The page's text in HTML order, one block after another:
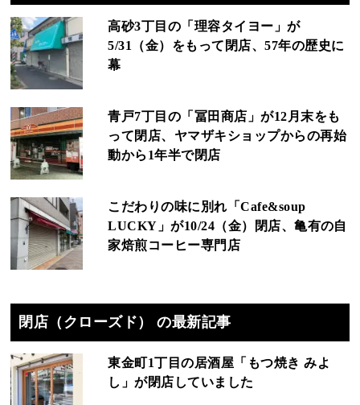
高砂3丁目の「理容タイヨー」が
5/31（金）をもって閉店、57年の歴史に
幕
青戸7丁目の「冨田商店」が12月末をも
って閉店、ヤマザキショップからの再始
動から1年半で閉店
こだわりの味に別れ「Cafe&soup
LUCKY」が10/24（金）閉店、亀有の自
家焙煎コーヒー専門店
閉店（クローズド） の最新記事
東金町1丁目の居酒屋「もつ焼き みよ
し」が閉店していました